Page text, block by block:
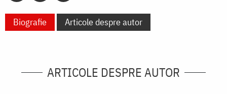
Biografie Articole despre autor
ARTICOLE DESPRE AUTOR